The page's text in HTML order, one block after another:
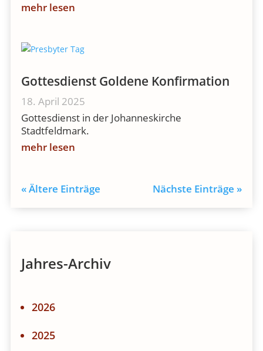
mehr lesen
Gottesdienst Goldene Konfirmation
18. April 2025
Gottesdienst in der Johanneskirche
Stadtfeldmark.
mehr lesen
« Ältere Einträge Nächste Einträge »
Jahres-Archiv
2026
2025